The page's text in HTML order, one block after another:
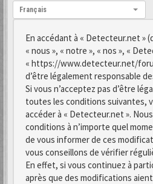
Langue :
Français
En accédant à « Detecteur.net »
« nous », « notre », « nos », «
« https://www.detecteur.net/
d’être légalement responsable
Si vous n’acceptez pas d’être
toutes les conditions suivantes,
accéder à « Detecteur.net ».
conditions à n’importe quel
de vous informer de ces
vous conseillons de vérifier
En effet, si vous continuez à
après que des modifications